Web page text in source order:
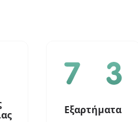
Εξαρτήματα